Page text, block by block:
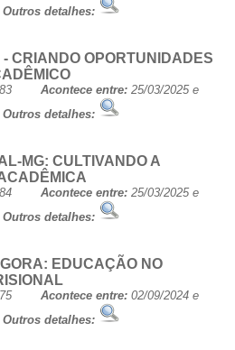
Outros detalhes:
- CRIANDO OPORTUNIDADES
Acontece entre: 25/03/2025 e
Outros detalhes:
MG: CULTIVANDO A
Acontece entre: 25/03/2025 e
Outros detalhes:
EDUCAÇÃO NO
Acontece entre: 02/09/2024 e
Outros detalhes: